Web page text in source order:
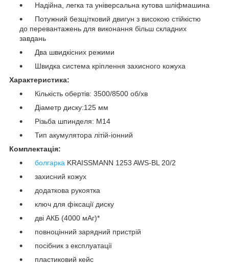
Надійна, легка та універсальна кутова шліфмашина
Потужний безщітковий двигун з високою стійкістю
до перевантажень для виконання більш складних
завдань
Два швидкісних режими
Швидка система кріплення захисного кожуха
Характеристика:
Кількість обертів: 3500/8500 об/хв
Діаметр диску:125 мм
Різьба шпинделя: М14
Тип акумулятора літій-іонний
Комплектація:
болгарка KRAISSMANN 1253 AWS-BL 20/2
захисний кожух
додаткова рукоятка
ключ для фіксації диску
дві АКБ (4000 мАг)*
повноцінний зарядний пристрій
посібник з експлуатації
пластиковий кейс